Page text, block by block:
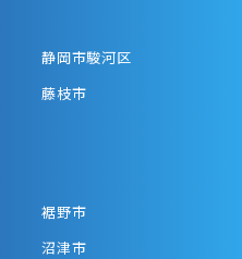
静岡市駿河区
藤枝市
裾野市
沼津市